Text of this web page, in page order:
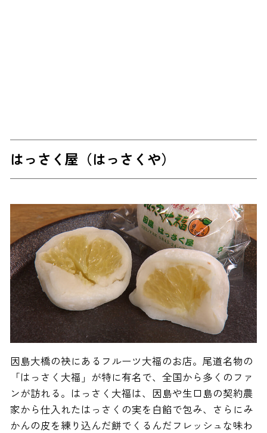
はっさく屋（はっさくや）
因島大橋の袂にあるフルーツ大福のお店。尾道名物の
「はっさく大福」が特に有名で、全国から多くのファ
ンが訪れる。はっさく大福は、因島や生口島の契約農
家から仕入れたはっさくの実を白餡で包み、さらにみ
かんの皮を練り込んだ餅でくるんだフレッシュな味わ